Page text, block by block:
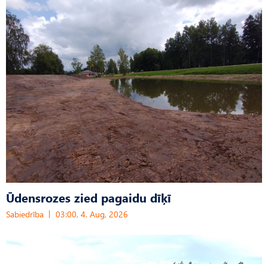
Ūdensrozes zied pagaidu dīķī
Sabiedrība 03:00, 4. Aug, 2026